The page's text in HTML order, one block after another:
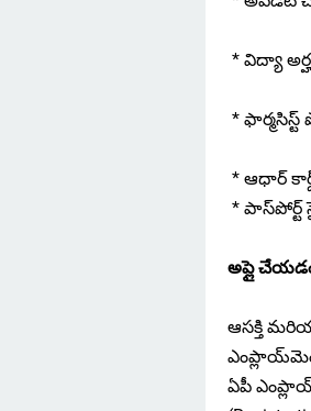
* విద్యా
* ఫార్మసిస్ట్
* ఆధార్ కార్డ్
* పాస్‌పోర్ట్
అప్లై
ఆసక్తి
ఏపీ